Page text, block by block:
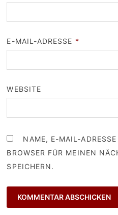
E-MAIL-ADRESSE *
WEBSITE
NAME, E-MAIL-
BROWSER FÜR MEINEN
SPEICHERN.